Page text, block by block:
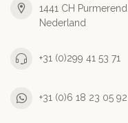
1441 CH Purmerend
Nederland
+31 (0)299 41 53 71
+31 (0)6 18 23 05 92